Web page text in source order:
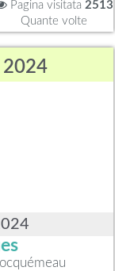
Pagina visitata 2513
Quante volte
2024